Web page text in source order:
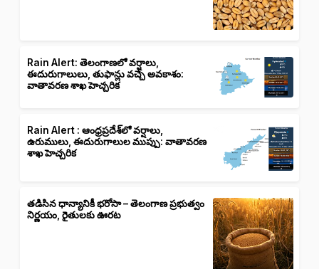
Rain Alert: తెలంగాణలో వర్షాలు,
ఈదురుగాలులు, తుఫాన్లు వచ్చే అవకాశం:
వాతావరణ శాఖ హెచ్చరిక
Rain Alert : ఆంధ్రప్రదేశ్‌లో వర్షాలు,
ఉరుములు, ఈదురుగాలుల ముప్పు: వాతావరణ
శాఖ హెచ్చరిక
తడిసిన ధాన్యానికీ భరోసా – తెలంగాణ ప్రభుత్వం
నిర్ణయం, రైతులకు ఊరట